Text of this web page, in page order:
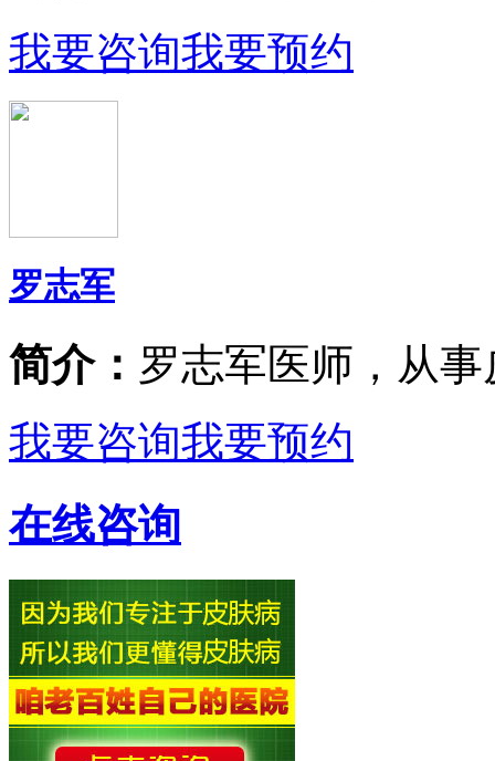
我要咨询我要预约
罗志军
简介： 罗志军医师，从事
我要咨询我要预约
在线咨询